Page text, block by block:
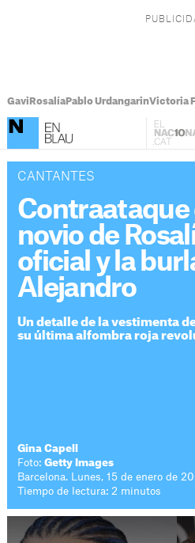
Gavi RosalíaPablo UrdangarinVictoria
CANTANTES
Contraataque
novio de
oficial y la
Alejandro
Un detalle de la vestimenta
su última alfombra roja
Gina Capell
Foto:Getty Images
Barcelona. Lunes, 15 de enero de
Tiempo de lectura: 2 minutos